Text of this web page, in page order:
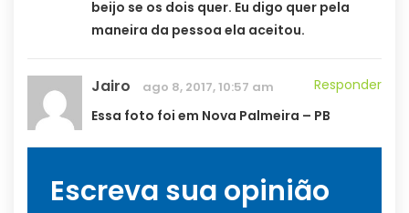
beijo se os dois quer. Eu digo quer pela
maneira da pessoa ela aceitou.
Jairo ago 8, 2017, 10:57 am
Responder
Essa foto foi em Nova Palmeira – PB
Escreva sua opinião